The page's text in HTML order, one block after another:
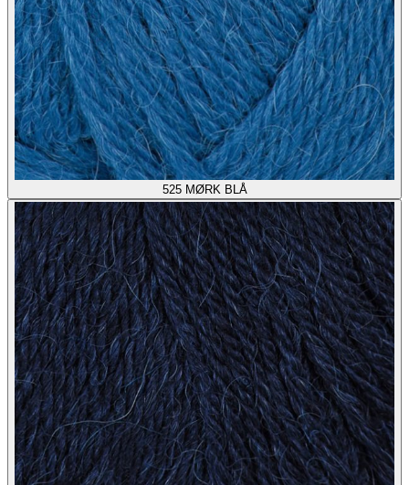
525 MØRK BLÅ